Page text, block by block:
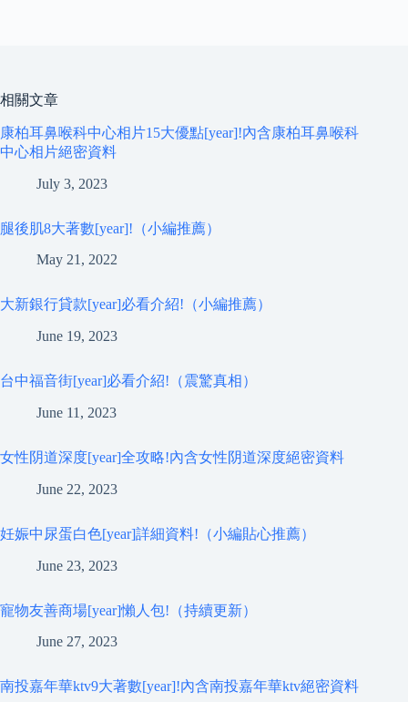
相關文章
康柏耳鼻喉科中心相片15大優點[year]!內含康柏耳鼻喉科
中心相片絕密資料
July 3, 2023
腿後肌8大著數[year]!（小編推薦）
May 21, 2022
大新銀行貸款[year]必看介紹!（小編推薦）
June 19, 2023
台中福音街[year]必看介紹!（震驚真相）
June 11, 2023
女性阴道深度[year]全攻略!內含女性阴道深度絕密資料
June 22, 2023
妊娠中尿蛋白色[year]詳細資料!（小編貼心推薦）
June 23, 2023
寵物友善商場[year]懶人包!（持續更新）
June 27, 2023
南投嘉年華ktv9大著數[year]!內含南投嘉年華ktv絕密資料